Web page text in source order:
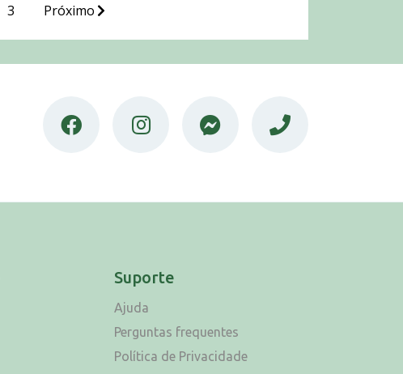
3 Próximo
Suporte
Ajuda
Perguntas frequentes
Política de Privacidade